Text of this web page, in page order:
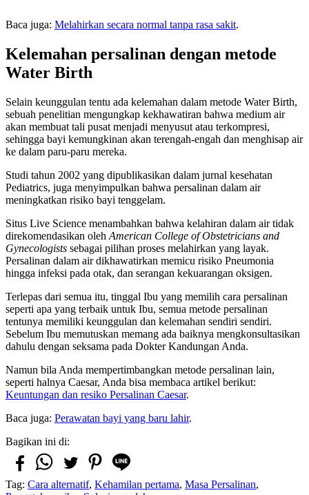
Baca juga: Melahirkan secara normal tanpa rasa sakit.
Kelemahan persalinan dengan metode
Water Birth
Selain keunggulan tentu ada kelemahan dalam metode Water Birth,
sebuah penelitian mengungkap kekhawatiran bahwa medium air
akan membuat tali pusat menjadi menyusut atau terkompresi,
sehingga bayi kemungkinan akan terengah-engah dan menghisap air
ke dalam paru-paru mereka.
Studi tahun 2002 yang dipublikasikan dalam jurnal kesehatan
Pediatrics, juga menyimpulkan bahwa persalinan dalam air
meningkatkan risiko bayi tenggelam.
Situs Live Science menambahkan bahwa kelahiran dalam air tidak
direkomendasikan oleh American College of Obstetricians and
Gynecologists sebagai pilihan proses melahirkan yang layak.
Persalinan dalam air dikhawatirkan memicu risiko Pneumonia
hingga infeksi pada otak, dan serangan kekuarangan oksigen.
Terlepas dari semua itu, tinggal Ibu yang memilih cara persalinan
seperti apa yang terbaik untuk Ibu, semua metode persalinan
tentunya memiliki keunggulan dan kelemahan sendiri sendiri.
Sebelum Ibu memutuskan memang ada baiknya mengkonsultasikan
dahulu dengan seksama pada Dokter Kandungan Anda.
Namun bila Anda mempertimbangkan metode persalinan lain,
seperti halnya Caesar, Anda bisa membaca artikel berikut:
Keuntungan dan resiko Persalinan Caesar.
Baca juga: Perawatan bayi yang baru lahir.
Bagikan ini di:
Tag: Cara alternatif, Kehamilan pertama, Masa Persalinan,